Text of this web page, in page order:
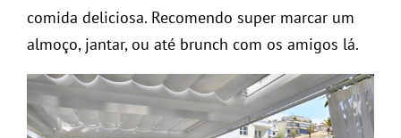
comida deliciosa. Recomendo super marcar um
almoço, jantar, ou até brunch com os amigos lá.